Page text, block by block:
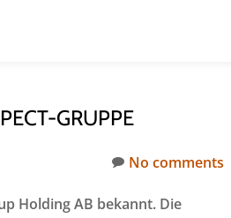
GRUPPE
No comments
Holding AB bekannt. Die